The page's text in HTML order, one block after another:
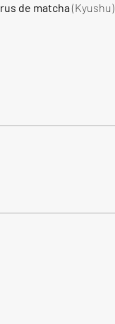
de matcha (Kyushu)